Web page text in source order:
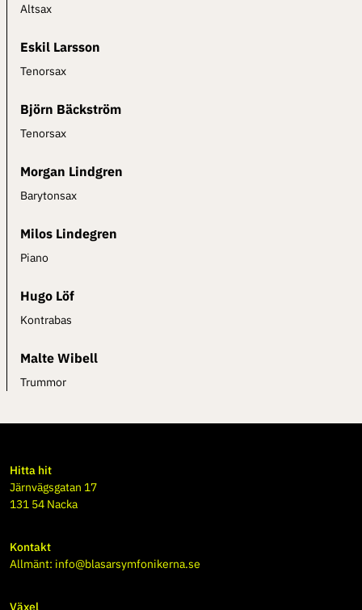
Altsax
Eskil Larsson
Tenorsax
Björn Bäckström
Tenorsax
Morgan Lindgren
Barytonsax
Milos Lindegren
Piano
Hugo Löf
Kontrabas
Malte Wibell
Trummor
Hitta hit
Järnvägsgatan 17
131 54 Nacka
Kontakt
Allmänt: info@blasarsymfonikerna.se
Växel